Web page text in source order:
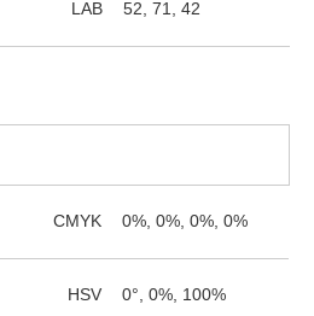
LAB 52, 71, 42
CMYK 0%, 0%, 0%, 0%
HSV 0°, 0%, 100%